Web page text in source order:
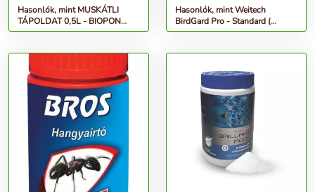
Hasonlók, mint MUSKÁTLI
TÁPOLDAT 0,5L - BIOPON
többkomponensű ásványi
Hasonlók, mint Weitech
BirdGard Pro - Standard (
általános)